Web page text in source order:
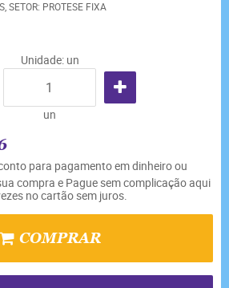
SETOR: PROTESE FIXA
Unidade: un
un
para pagamento em dinheiro ou
compra e Pague sem complicação aqui
no cartão sem juros.
COMPRAR